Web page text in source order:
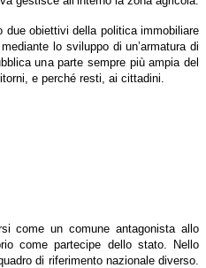
due obiettivi della politica immobiliare
lo sviluppo di un’armatura di
una parte sempre più ampia del
e perché resti, ai cittadini.
come un comune antagonista allo
come partecipe dello stato. Nello
di riferimento nazionale diverso.